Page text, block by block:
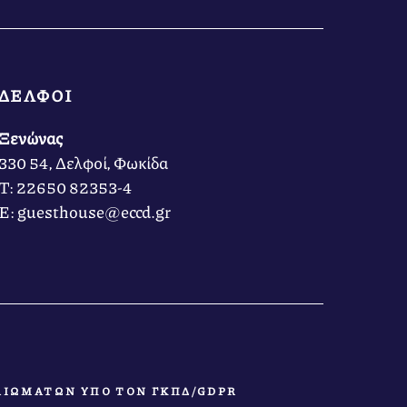
Ξενώνας
330 54, Δελφοί, Φωκίδα
Τ: 22650 82353-4
Ε: guesthouse@eccd.gr
ΥΠΟ ΤΟΝ ΓΚΠΔ/GDPR